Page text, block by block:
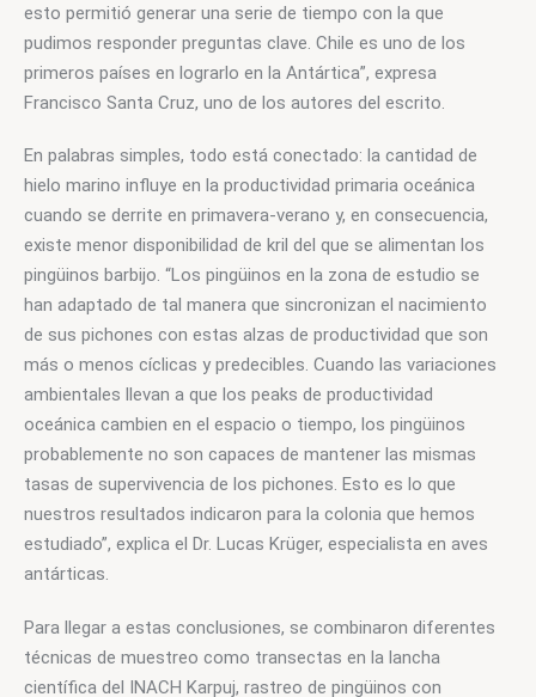
esto permitió generar una serie de tiempo con la que
pudimos responder preguntas clave. Chile es uno de los
primeros países en lograrlo en la Antártica”, expresa
Francisco Santa Cruz, uno de los autores del escrito.
En palabras simples, todo está conectado: la cantidad de
hielo marino influye en la productividad primaria oceánica
cuando se derrite en primavera-verano y, en consecuencia,
existe menor disponibilidad de kril del que se alimentan los
pingüinos barbijo. “Los pingüinos en la zona de estudio se
han adaptado de tal manera que sincronizan el nacimiento
de sus pichones con estas alzas de productividad que son
más o menos cíclicas y predecibles. Cuando las variaciones
ambientales llevan a que los peaks de productividad
oceánica cambien en el espacio o tiempo, los pingüinos
probablemente no son capaces de mantener las mismas
tasas de supervivencia de los pichones. Esto es lo que
nuestros resultados indicaron para la colonia que hemos
estudiado”, explica el Dr. Lucas Krüger, especialista en aves
antárticas.
Para llegar a estas conclusiones, se combinaron diferentes
técnicas de muestreo como transectas en la lancha
científica del INACH Karpuj, rastreo de pingüinos con